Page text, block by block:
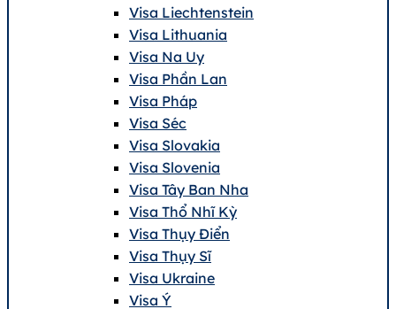
Visa Liechtenstein
Visa Lithuania
Visa Na Uy
Visa Phần Lan
Visa Pháp
Visa Séc
Visa Slovakia
Visa Slovenia
Visa Tây Ban Nha
Visa Thổ Nhĩ Kỳ
Visa Thụy Điển
Visa Thụy Sĩ
Visa Ukraine
Visa Ý